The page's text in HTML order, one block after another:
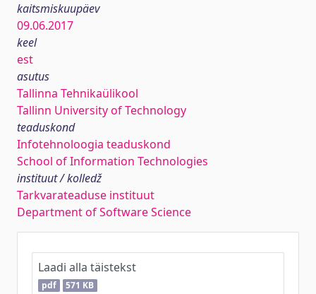
kaitsmiskuupäev
09.06.2017
keel
est
asutus
Tallinna Tehnikaülikool
Tallinn University of Technology
teaduskond
Infotehnoloogia teaduskond
School of Information Technologies
instituut / kolledž
Tarkvarateaduse instituut
Department of Software Science
Laadi alla täistekst
pdf 571 KB